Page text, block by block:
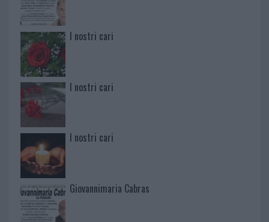
I nostri cari
I nostri cari
I nostri cari
Giovannimaria Cabras